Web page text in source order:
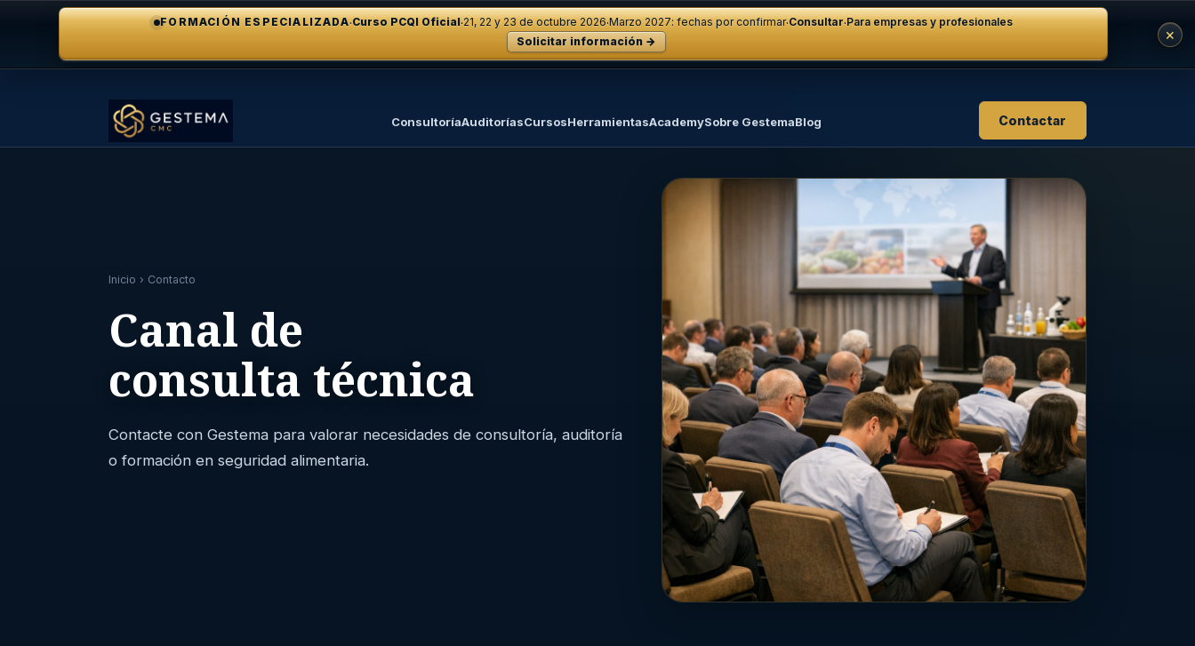
FORMACIÓN ESPECIALIZADA·Curso PCQI Oficial·21, 22 y 23 de octubre 2026·Marzo 2027: fechas por confirmar·Consultar·Para empresas y profesionales
Solicitar información →
×
ConsultoríaAuditoríasCursosHerramientasAcademySobre GestemaBlog Contactar
Inicio › Contacto
Canal de
consulta técnica
Contacte con Gestema para valorar necesidades de consultoría, auditoría
o formación en seguridad alimentaria.